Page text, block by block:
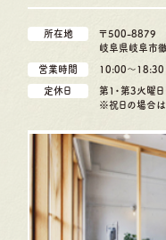
所在地
〒500-8879
岐阜県岐阜市
営業時間 10:00〜18:30
定休日
第1・第3火曜日
※祝日の場合は